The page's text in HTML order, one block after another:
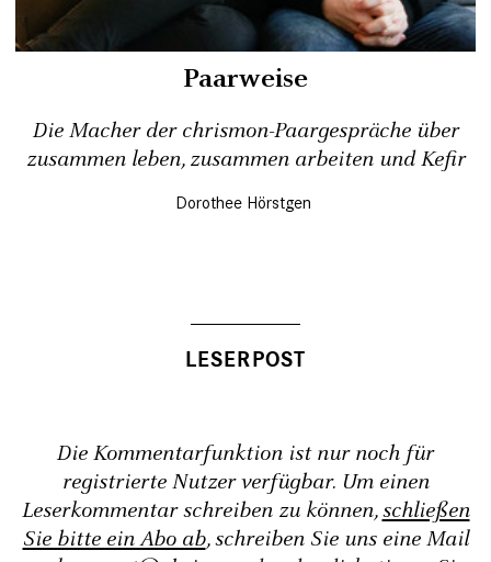
Paarweise
Die Macher der chrismon-Paargespräche über
zusammen leben, zusammen arbeiten und Kefir
Dorothee Hörstgen
Die Kommentarfunktion ist nur noch für
registrierte Nutzer verfügbar. Um einen
Leserkommentar schreiben zu können,schließen
Sie bitte ein Abo ab, schreiben Sie uns eine Mail